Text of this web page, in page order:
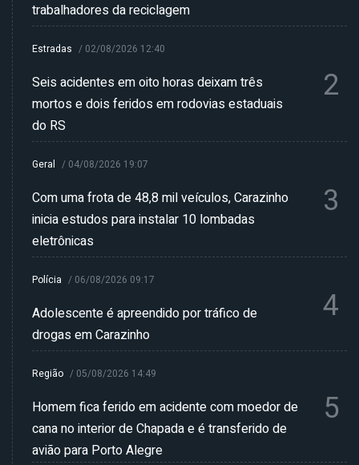
trabalhadores da reciclagem
Estradas / 02/08/2026 12:40
Seis acidentes em oito horas deixam três
mortos e dois feridos em rodovias estaduais
do RS
2
Geral / 04/08/2026 19:07
Com uma frota de 48,8 mil veículos, Carazinho
inicia estudos para instalar 10 lombadas
eletrônicas
3
Polícia / 06/08/2026 09:17
Adolescente é apreendido por tráfico de
drogas em Carazinho
4
Região / 05/08/2026 14:49
Homem fica ferido em acidente com moedor de
cana no interior de Chapada e é transferido de
avião para Porto Alegre
5